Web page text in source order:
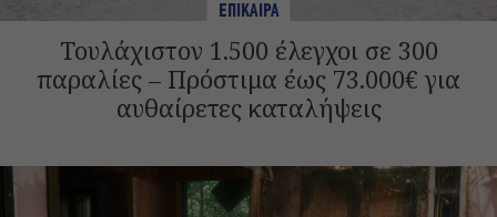
ΕΠΙΚΑΙΡΑ
Τουλάχιστον 1.500 έλεγχοι σε 300
παραλίες – Πρόστιμα έως 73.000€ για
αυθαίρετες καταλήψεις